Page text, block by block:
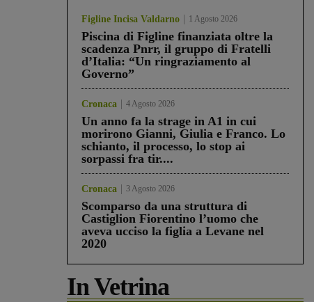
Figline Incisa Valdarno 1 Agosto 2026
Piscina di Figline finanziata oltre la
scadenza Pnrr, il gruppo di Fratelli
d’Italia: “Un ringraziamento al
Governo”
Cronaca 4 Agosto 2026
Un anno fa la strage in A1 in cui
morirono Gianni, Giulia e Franco. Lo
schianto, il processo, lo stop ai
sorpassi fra tir....
Cronaca 3 Agosto 2026
Scomparso da una struttura di
Castiglion Fiorentino l’uomo che
aveva ucciso la figlia a Levane nel
2020
In Vetrina